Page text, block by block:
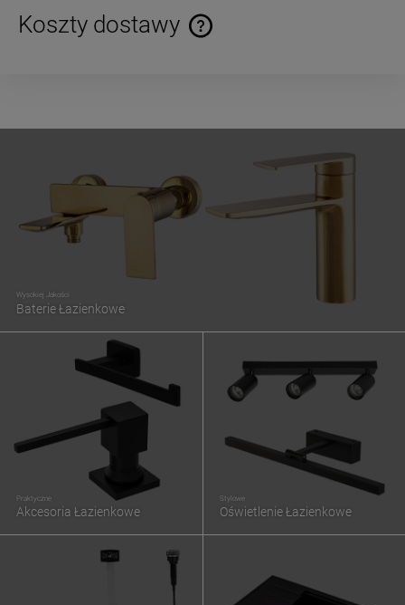
Koszty dostawy
Cena nie zawiera ewentualnych kosztów płatności
Wysokiej Jakości
Baterie Łazienkowe
Praktyczne
Akcesoria Łazienkowe
Stylowe
Oświetlenie Łazienkowe